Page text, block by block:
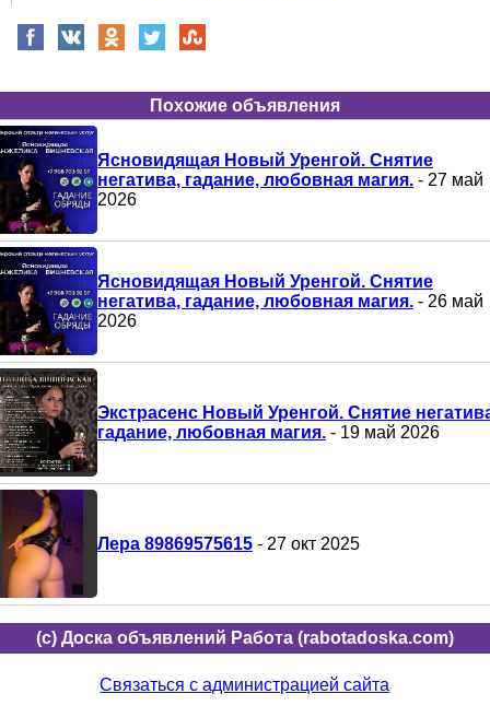
Похожие объявления
Ясновидящая Новый Уренгой. Снятие
негатива, гадание, любовная магия. - 27 май
2026
Ясновидящая Новый Уренгой. Снятие
негатива, гадание, любовная магия. - 26 май
2026
Экстрасенс Новый Уренгой. Снятие
гадание, любовная магия. - 19 май 2026
Лера 89869575615 - 27 окт 2025
(c) Доска объявлений Работа (rabotadoska.com)
Связаться с администрацией сайта